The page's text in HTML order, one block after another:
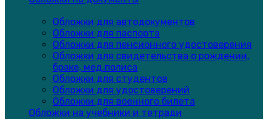
Обложки для автодокументов
Обложки для паспорта
Обложки для пенсионного удостоверения
Обложки для свидетельства о рождении,
браке, мед.полиса
Обложки для студентов
Обложки для удостоверений
Обложки для военного билета
Обложки на учебники и тетради